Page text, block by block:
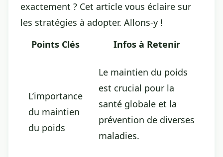
exactement ? Cet article vous éclaire sur
les stratégies à adopter. Allons-y !
Points Clés
Infos à Retenir
L’importance
du maintien
du poids
Le maintien du poids
est crucial pour la
santé globale et la
prévention de diverses
maladies.